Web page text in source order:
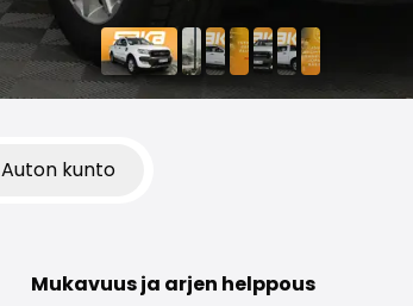
Auton kunto
Mukavuus ja arjen helppous